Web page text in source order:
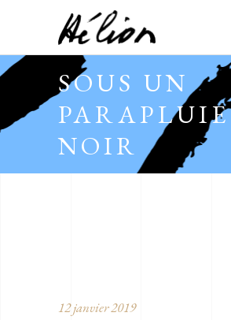
SOUS UN
PARAPLUIE
NOIR
12 janvier 2019